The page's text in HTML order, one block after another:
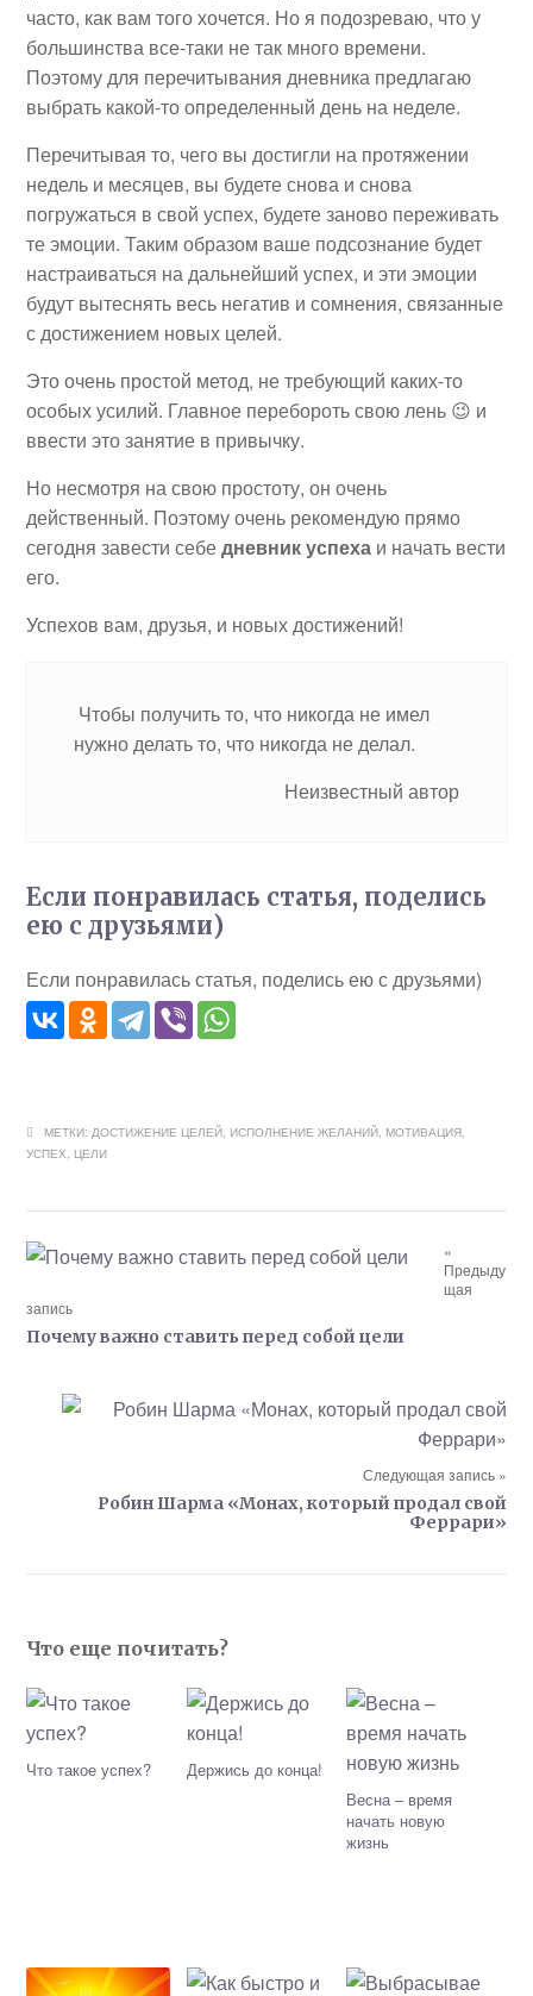
часто, как вам того хочется. Но я подозреваю, что у
большинства все-таки не так много времени.
Поэтому для перечитывания дневника предлагаю
выбрать какой-то определенный день на неделе.
Перечитывая то, чего вы достигли на протяжении
недель и месяцев, вы будете снова и снова
погружаться в свой успех, будете заново переживать
те эмоции. Таким образом ваше подсознание будет
настраиваться на дальнейший успех, и эти эмоции
будут вытеснять весь негатив и сомнения, связанные
с достижением новых целей.
Это очень простой метод, не требующий каких-то
особых усилий. Главное перебороть свою лень 😉 и
ввести это занятие в привычку.
Но несмотря на свою простоту, он очень
действенный. Поэтому очень рекомендую прямо
сегодня завести себедневник успеха и начать вести
его.
Успехов вам, друзья, и новых достижений!
Чтобы получить то, что никогда не имел
нужно делать то, что никогда не делал.
Неизвестный автор
Если понравилась статья, поделись
ею с друзьями)
Если понравилась статья, поделись ею с друзьями)
МЕТКИ:ДОСТИЖЕНИЕ ЦЕЛЕЙ, ИСПОЛНЕНИЕ ЖЕЛАНИЙ, МОТИВАЦИЯ,
УСПЕХ, ЦЕЛИ
«
Предыду
щая
запись
Почему важно ставить перед собой цели
Следующая запись »
Робин Шарма «Монах, который продал свой
Феррари»
Что еще почитать?
Что такое успех?
Держись до конца!
Весна – время
начать новую
жизнь